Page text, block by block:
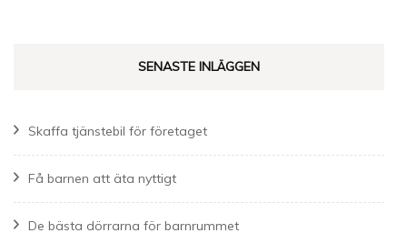
SENASTE INLÄGGEN
Skaffa tjänstebil för företaget
Få barnen att äta nyttigt
De bästa dörrarna för barnrummet